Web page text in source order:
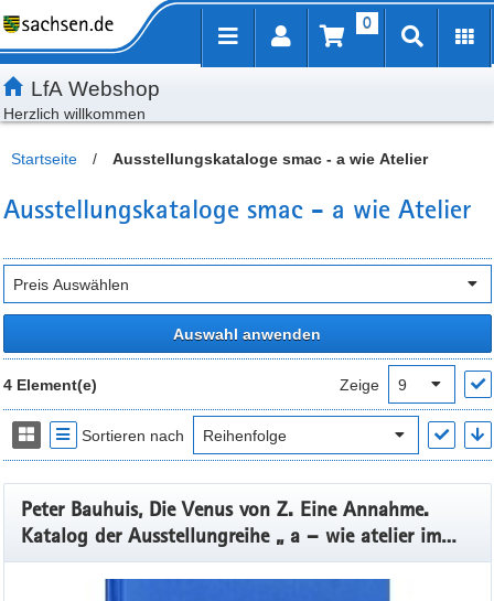
Inhalt
Kundenmenü
Artikelsuche
Servicemenü 0
LfA Webshop
Herzlich willkommen
Startseite / Ausstellungskataloge smac - a wie Atelier
Ausstellungskataloge smac - a wie Atelier
Auswahl anwenden
4 Element(e) Zeige
Sortieren nach
Peter Bauhuis, Die Venus von Z. Eine Annahme.
Katalog der Ausstellungreihe „ a – wie atelier im
smac“, Band 1, 2019